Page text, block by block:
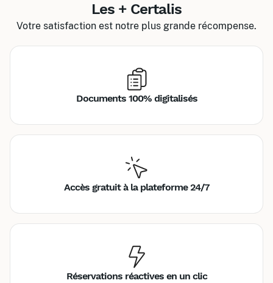
Les + Certalis
Votre satisfaction est notre plus grande récompense.
Documents 100% digitalisés
Accès gratuit à la plateforme 24/7
Réservations réactives en un clic